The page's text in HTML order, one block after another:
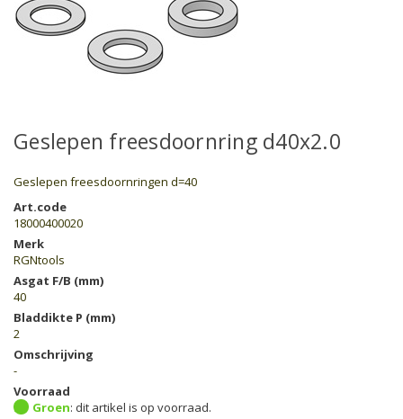
Geslepen freesdoornring d40x2.0
Geslepen freesdoornringen d=40
Art.code
18000400020
Merk
RGNtools
Asgat F/B (mm)
40
Bladdikte P (mm)
2
Omschrijving
-
Voorraad
Groen